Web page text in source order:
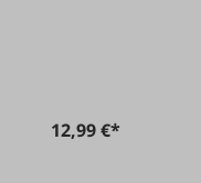
12,99 €*